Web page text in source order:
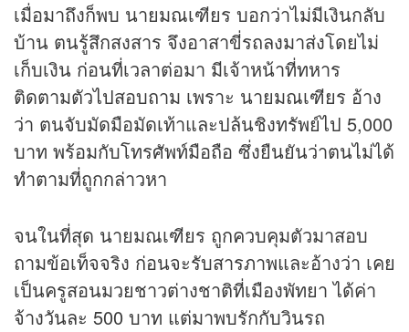
เมื่อมาถึงก็พบ นายมณเฑียร บอกว่าไม่มีเงินกลับ
บ้าน ตนรู้สึกสงสาร จึงอาสาขี่รถลงมาส่งโดยไม่
เก็บเงิน ก่อนที่เวลาต่อมา มีเจ้าหน้าที่ทหาร
ติดตามตัวไปสอบถาม เพราะ นายมณเฑียร อ้าง
ว่า ตนจับมัดมือมัดเท้าและปล้นชิงทรัพย์ไป 5,000
บาท พร้อมกับโทรศัพท์มือถือ ซึ่งยืนยันว่าตนไม่ได้
ทำตามที่ถูกกล่าวหา
จนในที่สุด นายมณเฑียร ถูกควบคุมตัวมาสอบ
ถามข้อเท็จจริง ก่อนจะรับสารภาพและอ้างว่า เคย
เป็นครูสอนมวยชาวต่างชาติที่เมืองพัทยา ได้ค่า
จ้างวันละ 500 บาท แต่มาพบรักกับวินรถ